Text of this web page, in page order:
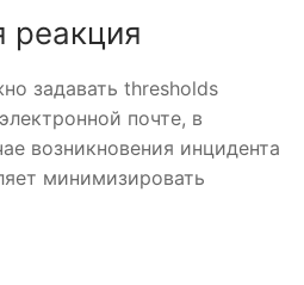
реакция
задавать thresholds
почте, в
возникновения инцидента
минимизировать